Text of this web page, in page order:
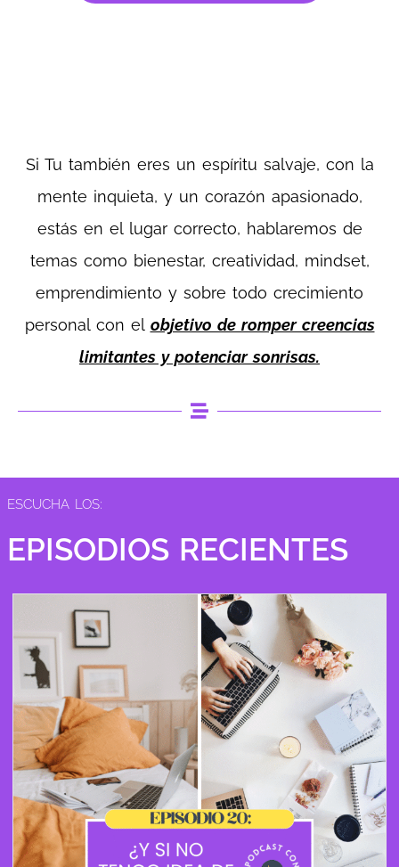
Si Tu también eres un espíritu salvaje, con la
mente inquieta, y un corazón apasionado,
estás en el lugar correcto, hablaremos de
temas como bienestar, creatividad, mindset,
emprendimiento y sobre todo crecimiento
personal con el objetivo de romper creencias
limitantes y potenciar sonrisas.
ESCUCHA LOS:
EPISODIOS RECIENTES